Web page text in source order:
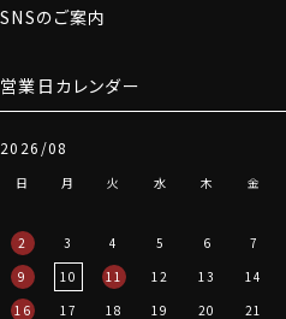
SNSのご案内
営業日カレンダー
2026/08
日 月 火 水 木 金
2
3 4 5 6 7
9
10 11 12 13 14
16
17 18 19 20 21